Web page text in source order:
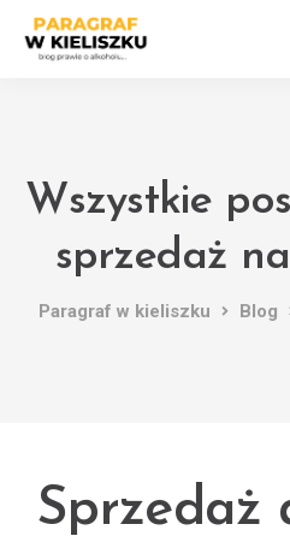
Wszystkie
sprzedaż
Paragraf w kieliszku Blog
Sprzedaż